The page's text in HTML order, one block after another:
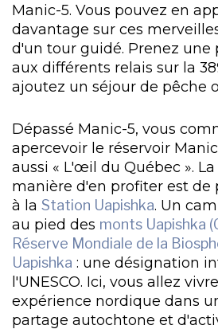
Manic-5. Vous pouvez en
davantage sur ces
d'un tour guidé. Prenez une
aux différents relais sur la
ajoutez un séjour de pêche
Dépassé Manic-5, vous
apercevoir le réservoir
aussi « L'œil du Québec ».
manière d'en profiter est de
à la Station Uapishka. Un
au pied des monts Uapishka
Réserve Mondiale de la
Uapishka : une désignation
l'UNESCO. Ici, vous allez
expérience nordique dans
partage autochtone et